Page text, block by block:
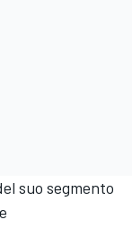
suo segmento